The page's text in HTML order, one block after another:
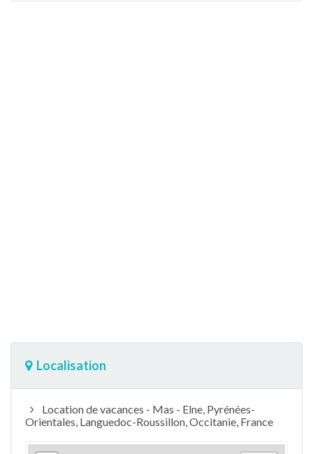
Localisation
Location de vacances - Mas - Elne, Pyrénées-
Orientales, Languedoc-Roussillon, Occitanie, France